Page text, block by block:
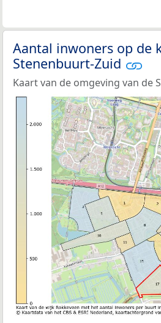
Aantal inwoners op de
Stenenbuurt-Zuid
Kaart van de omgeving van de